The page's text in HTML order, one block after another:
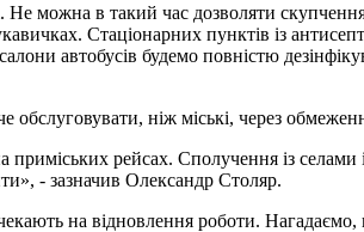
можна в такий час дозволяти
Стаціонарних пунктів із
автобусів будемо повністю
обслуговувати, ніж міські, через
рейсах. Сполучення із селами і
- зазначив Олександр Столяр.
на відновлення роботи.